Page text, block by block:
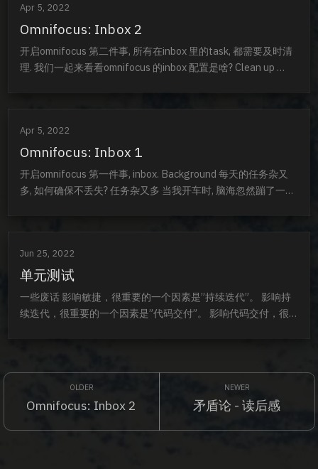
Apr 5, 2022
Omnifocus: Inbox 2
开启omnifocus 第二件事, 所有在inbox 里的task, 都需要及时清
理. 我们一起来看看omnifocus 的inbox 配置是啥? Clean up
Apr 5, 2022
Omnifocus: Inbox 1
开启omnifocus 第一件事, inbox. Background 每天的任务杂又
多, 如何确保不丢失? 任务杂又多 当我开车时, 脑海忽然蹦了一个
这个想法的苗头. 一个会议产生了20个待...
Jun 25, 2022
单元测试
一些废话 影响敏捷，很重要的一个因素是”持续迭代”。 影响持
续迭代，很重要的一个因素是”代码交付”。 影响代码交付，很
量，做全了UT/IT 而节约了巨大维护成本的经历...
Omnifocus: Inbox 2 矛盾论 - 读后感